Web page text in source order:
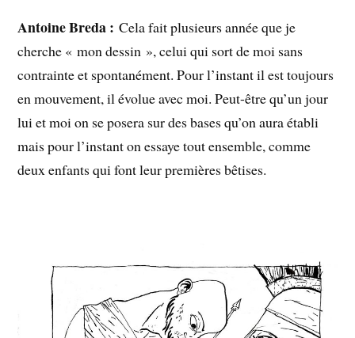
Antoine Breda :Cela fait plusieurs année que je
cherche « mon dessin », celui qui sort de moi sans
contrainte et spontanément. Pour l’instant il est toujours
en mouvement, il évolue avec moi. Peut-être qu’un jour
lui et moi on se posera sur des bases qu’on aura établi
mais pour l’instant on essaye tout ensemble, comme
deux enfants qui font leur premières bêtises.